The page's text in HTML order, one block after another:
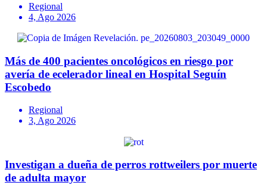
Regional
4, Ago 2026
Más de 400 pacientes oncológicos en riesgo por
avería de ecelerador lineal en Hospital Seguín
Escobedo
Regional
3, Ago 2026
Investigan a dueña de perros rottweilers por muerte
de adulta mayor